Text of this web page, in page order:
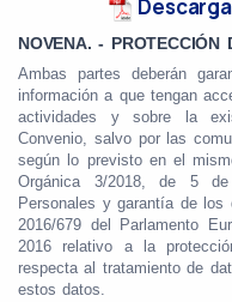
NOVENA. - PROTECCIÓN
Ambas partes deberán
información a que tengan
actividades y sobre la
Convenio, salvo por las
según lo previsto en el
Orgánica 3/2018, de 5
Personales y garantía de los
2016/679 del Parlamento
2016 relativo a la
respecta al tratamiento de
estos datos.